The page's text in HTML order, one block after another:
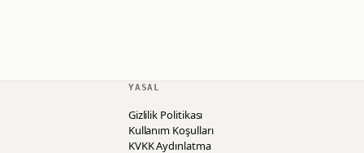
YASAL
Gizlilik Politikası
Kullanım Koşulları
KVKK Aydınlatma